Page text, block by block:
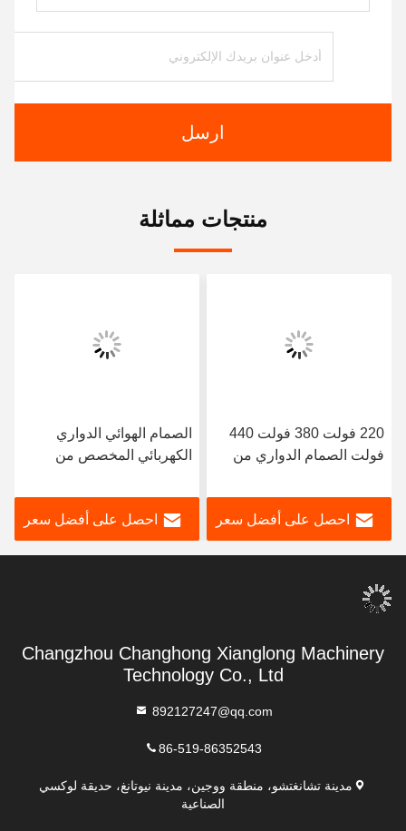
ارسل
منتجات مماثلة
220 فولت 380 فولت 440
فولت الصمام الدواري من
الكهربائية
احصل على أفضل سعر
الصمام الهوائي الدواري
الكهربائي المخصص من
احصل على أفضل سعر
Changzhou Changhong Xianglong Machinery
Technology Co., Ltd
892127247@qq.com
86-519-86352543
مدينة تشانغتشو، منطقة ووجين، مدينة نيوتانغ، حديقة لوكسي
الصناعية